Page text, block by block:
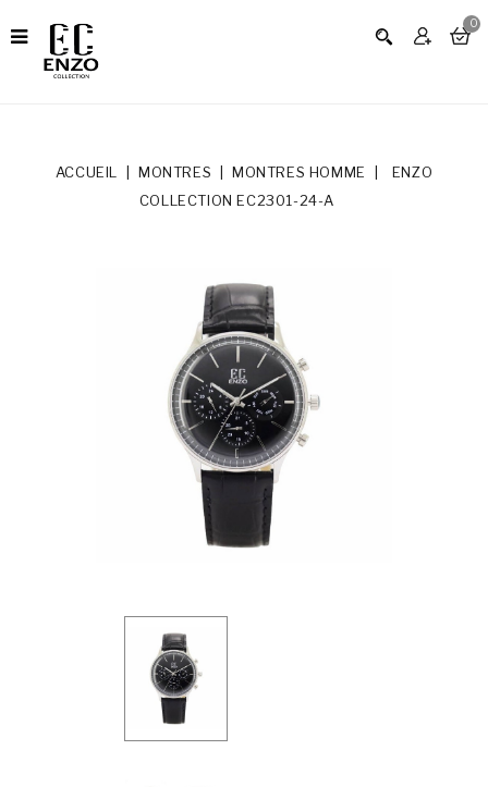
0
ACCUEIL MONTRES MONTRES HOMME
ENZO
COLLECTION EC2301-24-A